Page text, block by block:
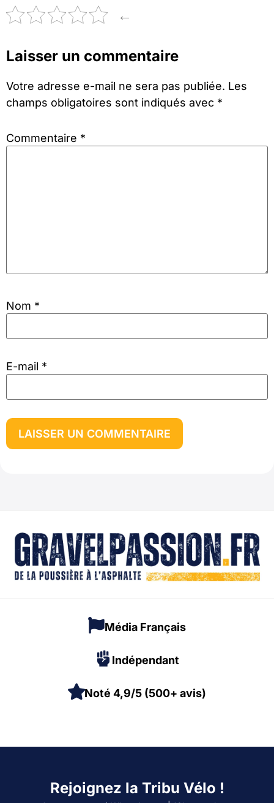
←
Laisser un commentaire
Votre adresse e-mail ne sera pas publiée. Les
champs obligatoires sont indiqués avec *
Commentaire *
Nom *
E-mail *
Média Français
Indépendant
Noté 4,9/5 (500+ avis)
Rejoignez la Tribu Vélo !